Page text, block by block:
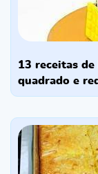
13 receitas de bolo do mickey de aniversário
quadrado e